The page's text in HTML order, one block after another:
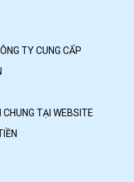
TY CUNG CẤP
TẠI WEBSITE